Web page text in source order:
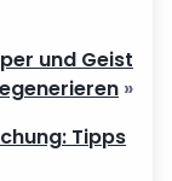
und Geist
»
Tipps